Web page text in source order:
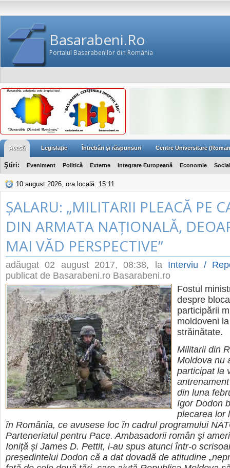
Basarabeni.Ro
Portalul Basarabenilor din România
Acasă Legislaţie Întrebări şi răspunsuri Centre Universitare
Ştiri: Eveniment Politică Externe Integrare Europeană Economie Social
10 august 2026, ora locală: 15:11
ȘALARU: „MILITARII PLEACĂ PE
DIN ARMATA NAȚIONALĂ,
MAI VĂD PERSPECTIVE”
adăugat02 august 2017, 08:38, la Interviu /
publicat de Basarabeni.ro Basarabeni.ro
Fostul
despre
participării
moldoveni
străinătate.
Militarii din
Moldova nu
participat la
din luna
Igor Dodon
plecarea lor
în România, ce avusese loc în cadrul programului
Parteneriatul pentru Pace. Ambasadorii român şi
Ioniță și James D. Pettit, i-au spus atunci într-o
președintelui Dodon că a dat dovadă de atitudine